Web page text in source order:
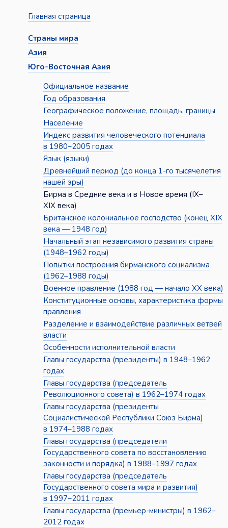
Главная страница
Страны мира
Азия
Юго-Восточная Азия
Официальное название
Год образования
Географическое положение, площадь, границы
Население
Индекс развития человеческого потенциала
в 1980–2005 годах
Язык (языки)
Древнейший период (до конца 1-го тысячелетия
нашей эры)
Бирма в Средние века и в Новое время (IX–
XIX века)
Британское колониальное господство (конец XIX
века — 1948 год)
Начальный этап независимого развития страны
(1948–1962 годы)
Попытки построения бирманского социализма
(1962–1988 годы)
Военное правление (1988 год — начало XX века)
Конституционные основы, характеристика формы
правления
Разделение и взаимодействие различных ветвей
власти
Особенности исполнительной власти
Главы государства (президенты) в 1948–1962
годах
Главы государства (председатель
Революционного совета) в 1962–1974 годах
Главы государства (президенты
Социалистической Республики Союз Бирма)
в 1974–1988 годах
Главы государства (председатели
Государственного совета по восстановлению
законности и порядка) в 1988–1997 годах
Главы государства (председатель
Государственного совета мира и развития)
в 1997–2011 годах
Главы государства (премьер-министры) в 1962–
2012 годах